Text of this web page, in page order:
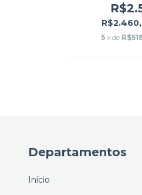
5 x de
Departamentos
Início